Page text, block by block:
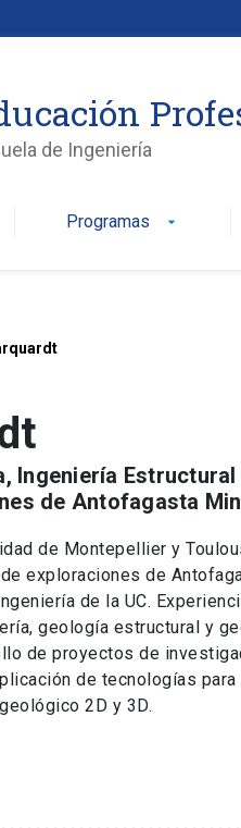
de Ingeniería
Programas arrow_drop_down
Ingeniería Estructural
de Antofagasta
de Montepellier y
exploraciones de
de la UC.
geología estructural y
de proyectos de
de tecnologías
2D y 3D.